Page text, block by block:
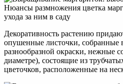
Декоративность растению
опушенные листочки, собранные
разнообразной окраски, нежные
диаметре), состоящие из
цветочков, расположенные на